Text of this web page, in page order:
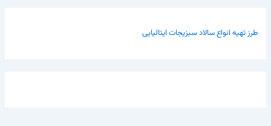
طرز تهیه انواع سالاد سبزیجات ایتالیایی